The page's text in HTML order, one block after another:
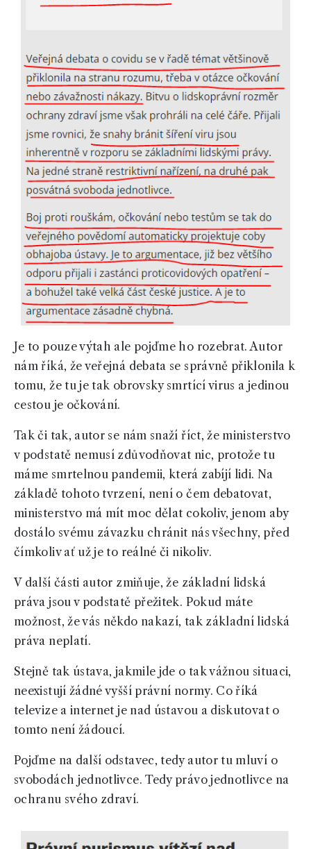
Je to pouze výtah ale pojďme ho rozebrat. Autor
nám říká, že veřejná debata se správně přiklonila k
tomu, že tu je tak obrovsky smrtící virus a jedinou
cestou je očkování.
Tak či tak, autor se nám snaží říct, že ministerstvo
v podstatě nemusí zdůvodňovat nic, protože tu
máme smrtelnou pandemii, která zabíjí lidi. Na
základě tohoto tvrzení, není o čem debatovat,
ministerstvo má mít moc dělat cokoliv, jenom aby
dostálo svému závazku chránit nás všechny, před
čímkoliv ať už je to reálné či nikoliv.
V další části autor zmiňuje, že základní lidská
práva jsou v podstatě přežitek. Pokud máte
možnost, že vás někdo nakazí, tak základní lidská
práva neplatí.
Stejně tak ústava, jakmile jde o tak vážnou situaci,
neexistují žádné vyšší právní normy. Co říká
televize a internet je nad ústavou a diskutovat o
tomto není žádoucí.
Pojďme na další odstavec, tedy autor tu mluví o
svobodách jednotlivce. Tedy právo jednotlivce na
ochranu svého zdraví.